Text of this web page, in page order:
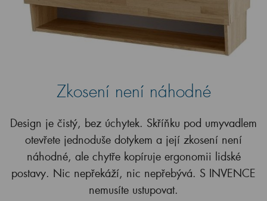
Zkosení není náhodné
Design je čistý, bez úchytek. Skříňku pod umyvadlem
otevřete jednoduše dotykem a její zkosení není
náhodné, ale chytře kopíruje ergonomii lidské
postavy. Nic nepřekáží, nic nepřebývá. S INVENCE
nemusíte ustupovat.